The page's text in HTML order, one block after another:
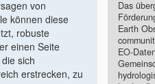
von
können diese
robuste
einen Seite
sich
erstrecken, zu
Das
Earth
EO-